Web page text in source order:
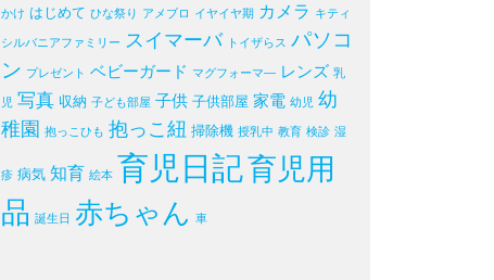
かけ はじめて ひな祭り アメブロ イヤイヤ期 カメラ キティ
シルバニアファミリー スイマーバ トイザらス パソコ
ン プレゼント ベビーガード マグフォーマ― レンズ 乳
児 写真 収納 子ども部屋 子供 子供部屋 家電 幼児 幼
稚園 抱っこひも 抱っこ紐 掃除機 授乳中 教育 検診 湿
疹 病気 知育 絵本 育児日記育児用
品 誕生日 赤ちゃん 車